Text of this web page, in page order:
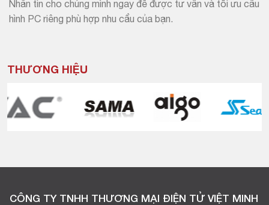
Nhắn tin cho chúng mình ngay để được tư vấn và tối ưu cấu
hình PC riêng phù hợp nhu cầu của bạn.
THƯƠNG HIỆU
CÔNG TY TNHH THƯƠNG MẠI ĐIỆN TỬ VIỆT MINH